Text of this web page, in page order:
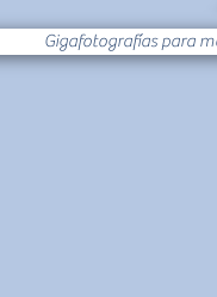
Gigafotografías para